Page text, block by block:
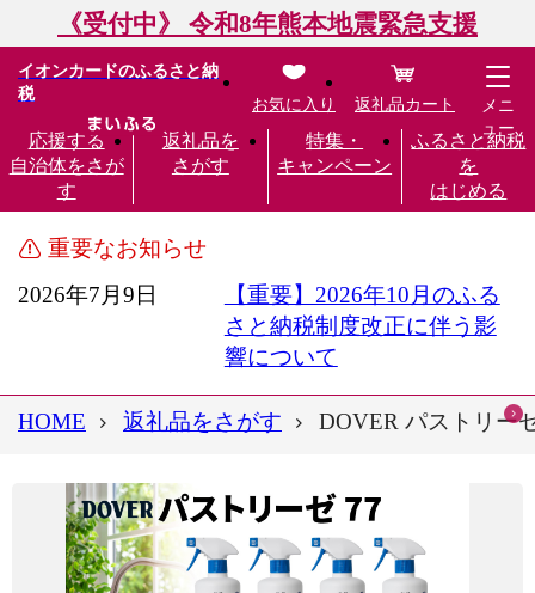
《受付中》 令和8年熊本地震緊急支援
イオンカードのふるさと納
税
応援する
自治体をさが
す
返礼品を
さがす
特集・
キャンペーン
ふるさと納税
を
はじめる
お気に入り 返礼品カート
メニ
ュー
重要なお知らせ
2026年7月9日
【重要】2026年10月のふる
さと納税制度改正に伴う影
響について
HOME 返礼品をさがす DOVER パストリー